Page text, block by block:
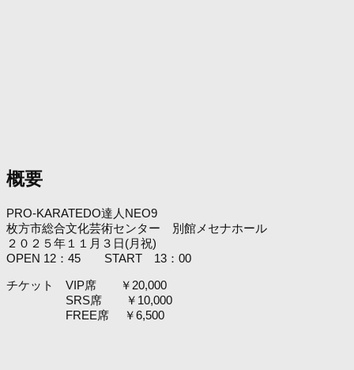
概要
PRO-KARATEDO達人NEO9
枚方市総合文化芸術センター 別館メセナホール
２０２５年１１月３日(月祝)
OPEN 12：45 START 13：00
チケット VIP席 ￥20,000
SRS席 ￥10,000
FREE席 ￥6,500